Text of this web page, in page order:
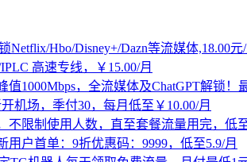
Netflix/Hbo/Disney+/Dazn等流媒体,18.00元/
高速专线，￥15.00/月
值1000Mbps，全流媒体及ChatGPT解锁！
机场，季付30，每月低至￥10.00/月
不限制使用人数，直至套餐流量用完，低
用户首单：9折优惠码：9999，低至5.9/月